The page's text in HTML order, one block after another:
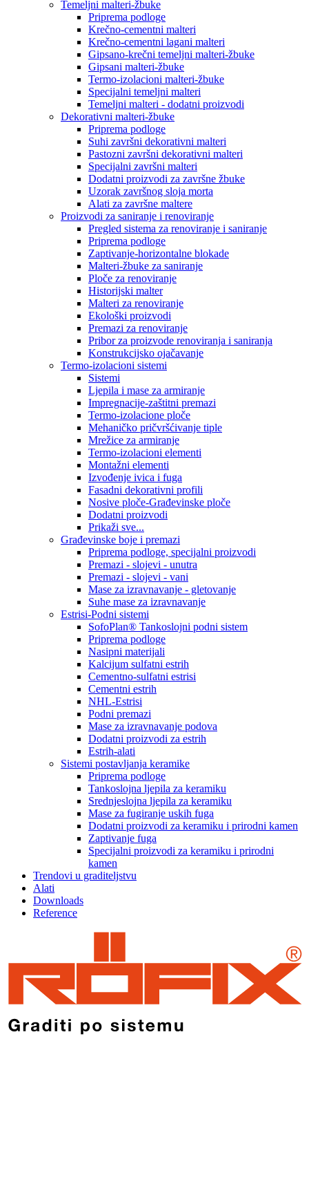
Temeljni malteri-žbuke
Priprema podloge
Krečno-cementni malteri
Krečno-cementni lagani malteri
Gipsano-krečni temeljni malteri-žbuke
Gipsani malteri-žbuke
Termo-izolacioni malteri-žbuke
Specijalni temeljni malteri
Temeljni malteri - dodatni proizvodi
Dekorativni malteri-žbuke
Priprema podloge
Suhi završni dekorativni malteri
Pastozni završni dekorativni malteri
Specijalni završni malteri
Dodatni proizvodi za završne žbuke
Uzorak završnog sloja morta
Alati za završne maltere
Proizvodi za saniranje i renoviranje
Pregled sistema za renoviranje i saniranje
Priprema podloge
Zaptivanje-horizontalne blokade
Malteri-žbuke za saniranje
Ploče za renoviranje
Historijski malter
Malteri za renoviranje
Ekološki proizvodi
Premazi za renoviranje
Pribor za proizvode renoviranja i saniranja
Konstrukcijsko ojačavanje
Termo-izolacioni sistemi
Sistemi
Ljepila i mase za armiranje
Impregnacije-zaštitni premazi
Termo-izolacione ploče
Mehaničko pričvršćivanje tiple
Mrežice za armiranje
Termo-izolacioni elementi
Montažni elementi
Izvođenje ivica i fuga
Fasadni dekorativni profili
Nosive ploče-Građevinske ploče
Dodatni proizvodi
Prikaži sve...
Građevinske boje i premazi
Priprema podloge, specijalni proizvodi
Premazi - slojevi - unutra
Premazi - slojevi - vani
Mase za izravnavanje - gletovanje
Suhe mase za izravnavanje
Estrisi-Podni sistemi
SofoPlan® Tankoslojni podni sistem
Priprema podloge
Nasipni materijali
Kalcijum sulfatni estrih
Cementno-sulfatni estrisi
Cementni estrih
NHL-Estrisi
Podni premazi
Mase za izravnavanje podova
Dodatni proizvodi za estrih
Estrih-alati
Sistemi postavljanja keramike
Priprema podloge
Tankoslojna ljepila za keramiku
Srednjeslojna ljepila za keramiku
Mase za fugiranje uskih fuga
Dodatni proizvodi za keramiku i prirodni kamen
Zaptivanje fuga
Specijalni proizvodi za keramiku i prirodni
kamen
Trendovi u graditeljstvu
Alati
Downloads
Reference